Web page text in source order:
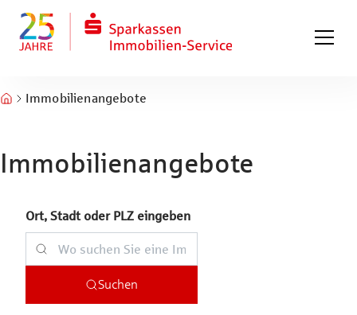
Zum Fuß springen
Immobilienangebote
Immobilienangebote
Ort, Stadt oder PLZ eingeben
Suchen